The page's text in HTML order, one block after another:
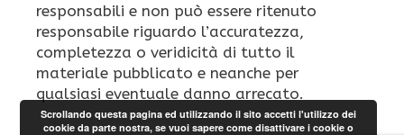
responsabili e non può essere ritenuto
responsabile riguardo l’accuratezza,
completezza o veridicità di tutto il
materiale pubblicato e neanche per
qualsiasi eventuale danno arrecato.
Scrollando questa pagina ed utilizzando il sito accetti l'utilizzo dei
cookie da parte nostra, se vuoi sapere come disattivare i cookie o